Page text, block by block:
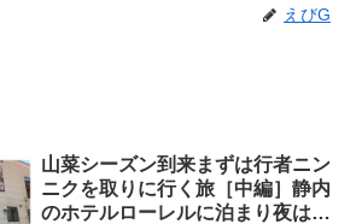
えびG
山菜シーズン到来まずは行者ニン
ニクを取りに行く旅［中編］静内
のホテルローレルに泊まり夜は